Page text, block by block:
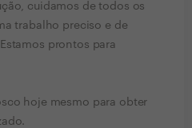
cuidamos de todos os
trabalho preciso e de
prontos para
hoje mesmo para obter